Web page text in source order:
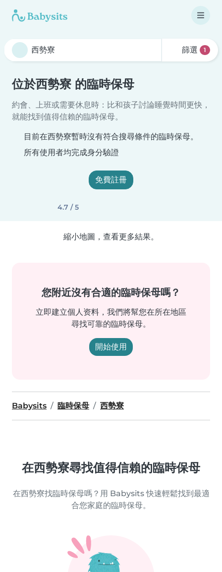
篩選 1
位於西勢寮 的臨時保母
約會、上班或需要休息時：比和孩子討論睡覺時間更快，
就能找到值得信賴的臨時保母。
目前在西勢寮暫時沒有符合搜尋條件的臨時保母。
所有使用者均完成身分驗證
免費註冊
4.7 / 5
縮小地圖，查看更多結果。
您附近沒有合適的臨時保母嗎？
立即建立個人资料，我們將幫您在所在地區
尋找可靠的臨時保母。
開始使用
Babysits 臨時保母 西勢寮
在西勢寮尋找值得信賴的臨時保母
在西勢寮找臨時保母嗎？用 Babysits 快速輕鬆找到最適
合您家庭的臨時保母。